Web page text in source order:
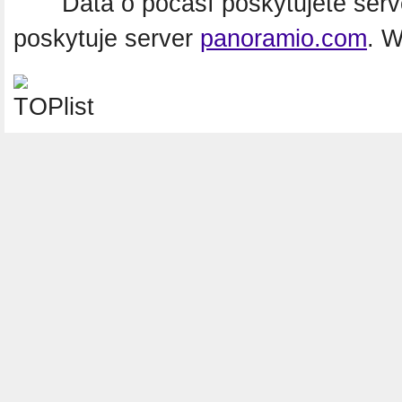
poskytuje server panoramio.com.